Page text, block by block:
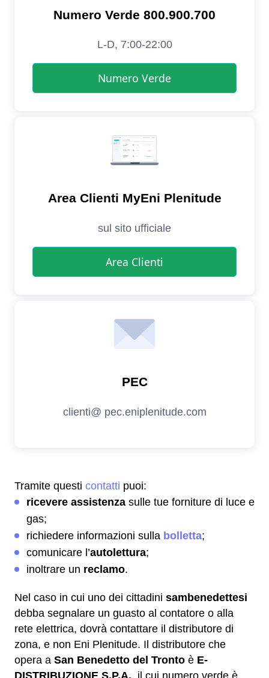
Tramite questi contatti puoi:
ricevere assistenza sulle tue forniture di luce e
gas;
richiedere informazioni sulla bolletta;
comunicare l’autolettura;
inoltrare un reclamo.
Nel caso in cui uno dei cittadini sambenedettesi
debba segnalare un guasto al contatore o alla
rete elettrica, dovrà contattare il distributore di
zona, e non Eni Plenitude. Il distributore che
opera a San Benedetto del Tronto è E-